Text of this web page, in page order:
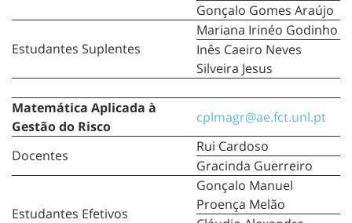
Gonçalo Gomes Araújo
Estudantes Suplentes
Mariana Irinéo Godinho
Inês Caeiro Neves
Silveira Jesus
Matemática Aplicada à
Gestão do Risco
cplmagr@ae.fct.unl.pt
Docentes
Rui Cardoso
Gracinda Guerreiro
Estudantes Efetivos
Gonçalo Manuel
Proença Melão